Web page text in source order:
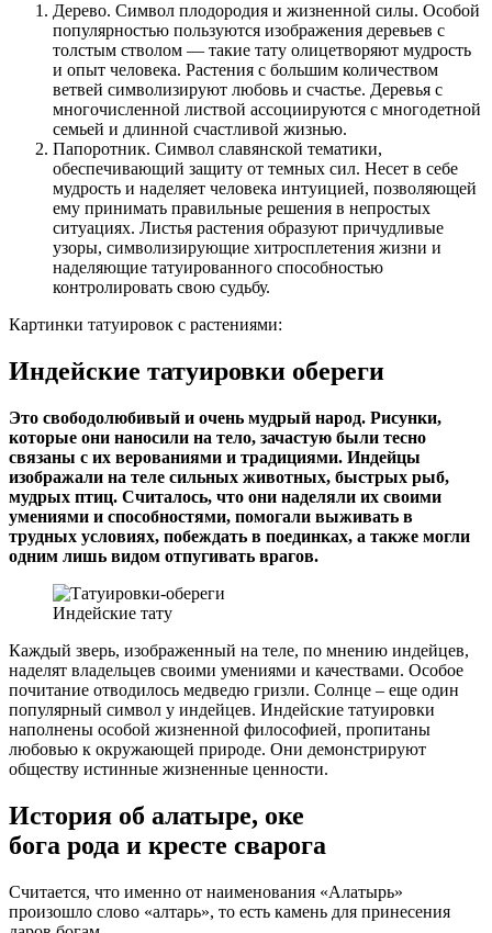
Дерево. Символ плодородия и жизненной силы. Особой
популярностью пользуются изображения деревьев с
толстым стволом — такие тату олицетворяют мудрость
и опыт человека. Растения с большим количеством
ветвей символизируют любовь и счастье. Деревья с
многочисленной листвой ассоциируются с многодетной
семьей и длинной счастливой жизнью.
Папоротник. Символ славянской тематики,
обеспечивающий защиту от темных сил. Несет в себе
мудрость и наделяет человека интуицией, позволяющей
ему принимать правильные решения в непростых
ситуациях. Листья растения образуют причудливые
узоры, символизирующие хитросплетения жизни и
наделяющие татуированного способностью
контролировать свою судьбу.
Картинки татуировок с растениями:
Индейские татуировки обереги
Это свободолюбивый и очень мудрый народ. Рисунки,
которые они наносили на тело, зачастую были тесно
связаны с их верованиями и традициями. Индейцы
изображали на теле сильных животных, быстрых рыб,
мудрых птиц. Считалось, что они наделяли их своими
умениями и способностями, помогали выживать в
трудных условиях, побеждать в поединках, а также могли
одним лишь видом отпугивать врагов.
Индейские тату
Каждый зверь, изображенный на теле, по мнению индейцев,
наделят владельцев своими умениями и качествами. Особое
почитание отводилось медведю гризли. Солнце – еще один
популярный символ у индейцев. Индейские татуировки
наполнены особой жизненной философией, пропитаны
любовью к окружающей природе. Они демонстрируют
обществу истинные жизненные ценности.
История об алатыре, оке
бога рода и кресте сварога
Считается, что именно от наименования «Алатырь»
произошло слово «алтарь», то есть камень для принесения